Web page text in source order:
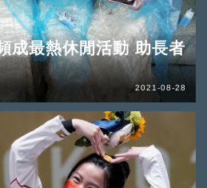
成最熱休閒活動 助長者
2021-08-28